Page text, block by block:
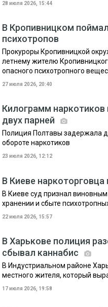
28 июля 2026, 15:44
В Кропивницком
психотропов
Прокуроры Кропивницкой
летнему жителю
опасного психотропного
27 июля 2026, 20:40
Килограмм
двух парней
Полиция Полтавы задержала
обороте наркотиков
23 июля 2026, 12:12
В Киеве
В Киеве суд признал
хранении и сбыте
22 июля 2026, 15:57
В Харькове полиция
сбывал каннабис
В Индустриальном районе
местного жителя, который
17 июля 2026, 19:58